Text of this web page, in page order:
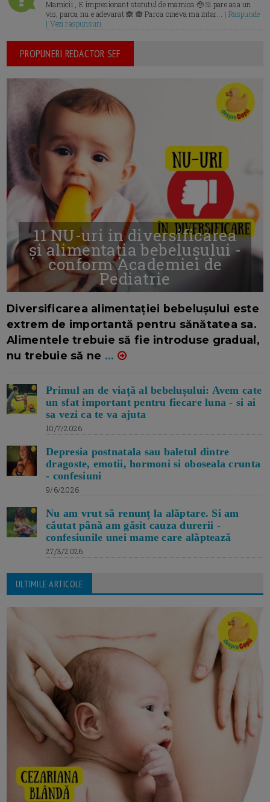
Mamicii , E impresionant statutul de mamica 🥹 Si pare asa un
vis, parca nu e adevarat 🙈 🙈 Parca cineva ma intar... | Raspunde
| Vezi raspunsuri
PROPUNERI REDACTOR SEF
11 NU-uri in diversificarea
și alimentația bebelușului -
conform Academiei de
Pediatrie
Diversificarea alimentației bebelușului este
extrem de importantă pentru sănătatea sa.
Alimentele trebuie să fie introduse gradual,
nu trebuie să ne ...
Primul an de viață al bebelușului: Avem cate
un sfat important pentru fiecare luna - si ai
sa vezi ca te va ajuta
10/7/2026
Depresia postnatala sau baletul dintre
dragoste, emotii, hormoni si oboseala crunta
- confesiuni
9/6/2026
Nu am vrut să renunț la alăptare. Si am
căutat până am găsit cauza durerii -
confesiunile unei mame care alăptează
27/3/2026
ULTIMILE ARTICOLE